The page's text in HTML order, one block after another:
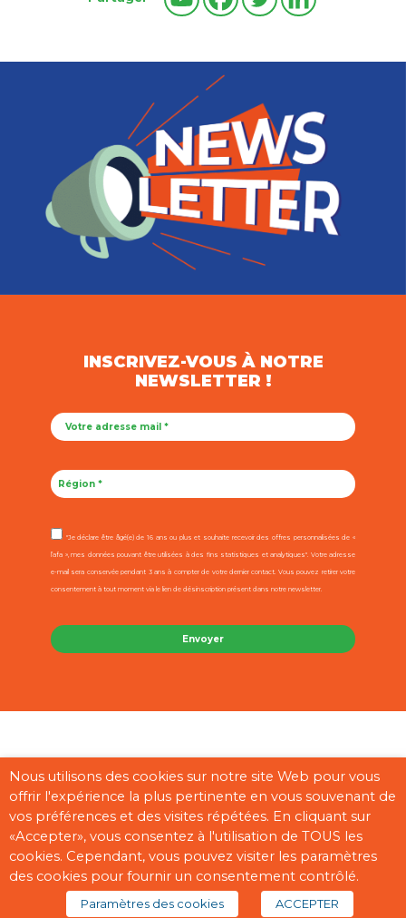
INSCRIVEZ-VOUS À NOTRE
NEWSLETTER !
"Je déclare être âgé(e) de 16 ans ou plus et souhaite recevoir des offres personnalisées de «
l’afa », mes données pouvant être utilisées à des fins statistiques et analytiques". Votre adresse
e-mail sera conservée pendant 3 ans à compter de votre dernier contact. Vous pouvez retirer votre
consentement à tout moment via le lien de désinscription présent dans notre newsletter.
Contact Mentions légales CGU Cookies
Plan du site
Pages partenaires
Copyright © 2026 “afa” | Réalisé parDigisanté
Nous utilisons des cookies sur notre site Web pour vous
offrir l'expérience la plus pertinente en vous souvenant de
vos préférences et des visites répétées. En cliquant sur
«Accepter», vous consentez à l'utilisation de TOUS les
cookies. Cependant, vous pouvez visiter les paramètres
des cookies pour fournir un consentement contrôlé.
Paramètres des cookies ACCEPTER